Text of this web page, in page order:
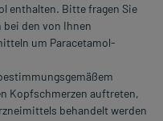
enthalten. Bitte fragen Sie
den von Ihnen
um Paracetamol-
Kopfschmerzen auftreten,
behandelt werden